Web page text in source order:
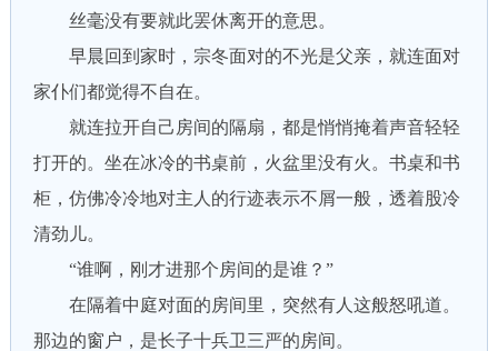
丝毫没有要就此罢休离开的意思。
早晨回到家时，宗冬面对的不光是父亲，就连面对
家仆们都觉得不自在。
就连拉开自己房间的隔扇，都是悄悄掩着声音轻轻
打开的。坐在冰冷的书桌前，火盆里没有火。书桌和书
柜，仿佛冷冷地对主人的行迹表示不屑一般，透着股冷
清劲儿。
“谁啊，刚才进那个房间的是谁？”
在隔着中庭对面的房间里，突然有人这般怒吼道。
那边的窗户，是长子十兵卫三严的房间。